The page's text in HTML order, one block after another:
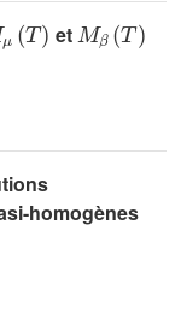
( )
et
(T )
homogènes